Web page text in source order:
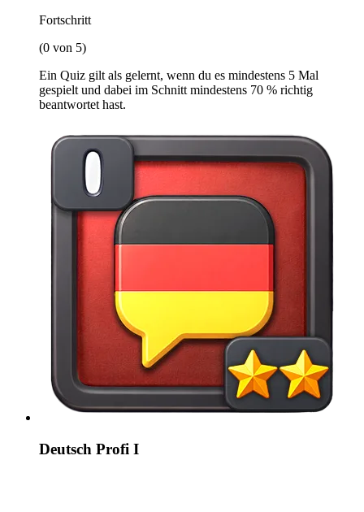
Fortschritt
(0 von 5)
Ein Quiz gilt als gelernt, wenn du es mindestens 5 Mal
gespielt und dabei im Schnitt mindestens 70 % richtig
beantwortet hast.
Deutsch Profi I